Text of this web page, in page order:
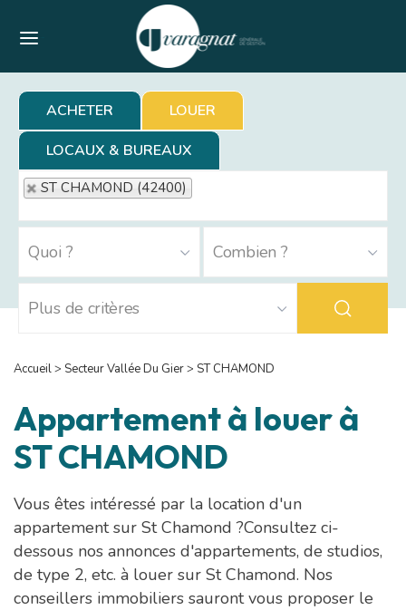
ACHETER
LOUER
LOCAUX & BUREAUX
ST CHAMOND (42400)
Accueil> Secteur Vallée Du Gier> ST CHAMOND
Appartement à louer à
ST CHAMOND
Vous êtes intéressé par la location d'un
appartement sur St Chamond ?Consultez ci-
dessous nos annonces d'appartements, de studios,
de type 2, etc. à louer sur St Chamond. Nos
conseillers immobiliers sauront vous proposer le